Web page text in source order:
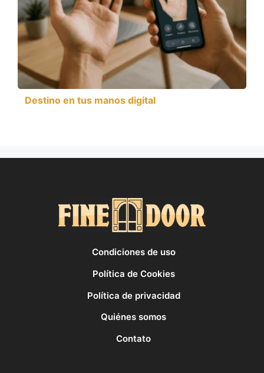
Destino en tus manos digital
Condiciones de uso
Política de Cookies
Política de privacidad
Quiénes somos
Contato